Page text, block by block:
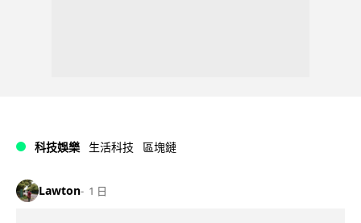
科技娛樂 生活科技 區塊鏈
Lawton 1 日